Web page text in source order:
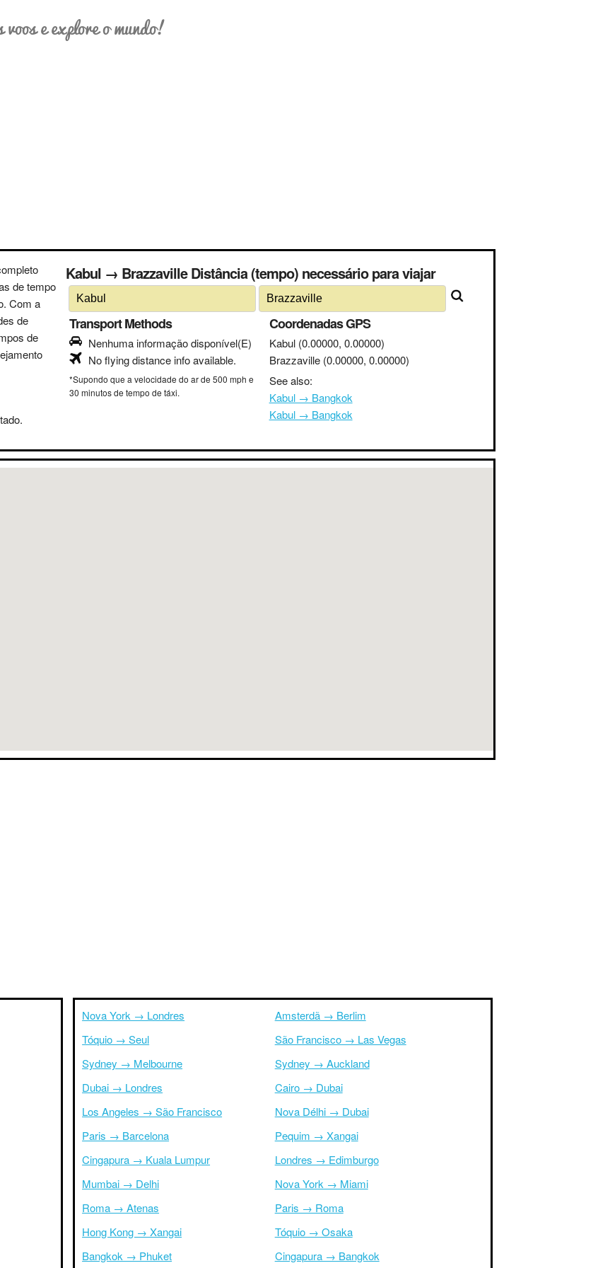
voos e explore o mundo!
de tempo
Com a
de
de
Kabul → Brazzaville Distância (tempo) necessário para viajar
Transport Methods
Nenhuma informação disponível(E)
No flying distance info available.
*Supondo que a velocidade do ar de 500 mph e
30 minutos de tempo de táxi.
Coordenadas GPS
Kabul (0.00000, 0.00000)
Brazzaville (0.00000, 0.00000)
See also:
Kabul → Bangkok
Kabul → Bangkok
Nova York → Londres
Tóquio → Seul
Sydney → Melbourne
Dubai → Londres
Los Angeles → São Francisco
Paris → Barcelona
Cingapura → Kuala Lumpur
Mumbai → Delhi
Roma → Atenas
Hong Kong → Xangai
Bangkok → Phuket
Amsterdã → Berlim
São Francisco → Las Vegas
Sydney → Auckland
Cairo → Dubai
Nova Délhi → Dubai
Pequim → Xangai
Londres → Edimburgo
Nova York → Miami
Paris → Roma
Tóquio → Osaka
Cingapura → Bangkok